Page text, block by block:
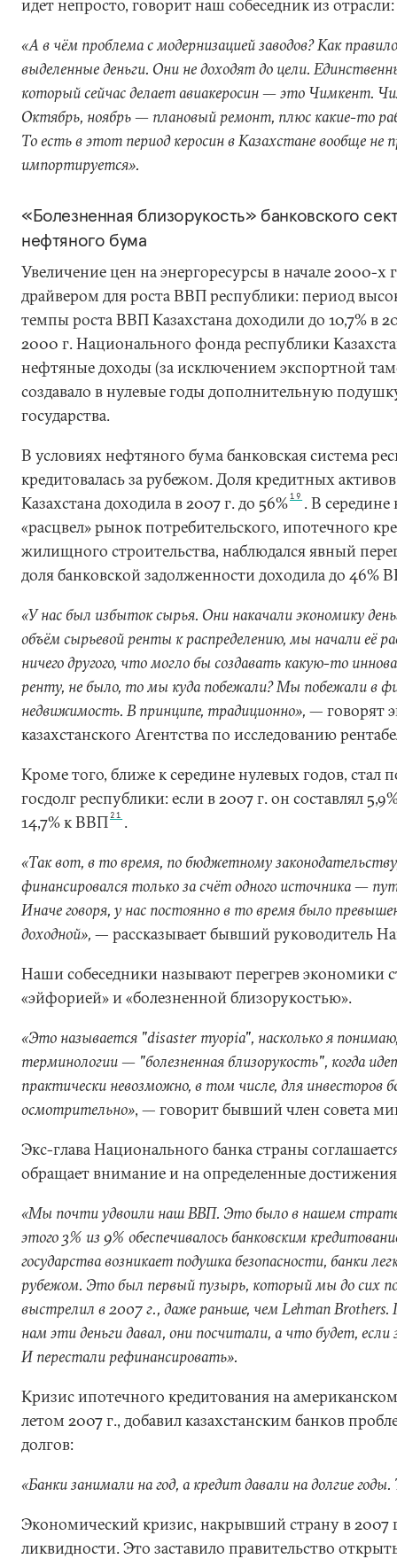
идет непросто, говорит наш собеседник из отрасли:
«А в чём проблема с модернизацией заводов? Как
выделенные деньги. Они не доходят до цели.
который сейчас делает авиакеросин — это Чимкент.
Октябрь, ноябрь — плановый ремонт, плюс какие-то
То есть в этот период керосин в Казахстане вообще не
импортируется».
«Болезненная близорукость» банковского
нефтяного бума
Увеличение цен на энергоресурсы в начале 2000-
драйвером для роста ВВП республики: период
темпы роста ВВП Казахстана доходили до 10,7% в
2000 г. Национального фонда республики
нефтяные доходы (за исключением экспортной
создавало в нулевые годы дополнительную
государства.
В условиях нефтяного бума банковская система
кредитовалась за рубежом. Доля кредитных
Казахстана доходила в 2007 г. до 56%19 . В середине
«расцвел» рынок потребительского, ипотечного
жилищного строительства, наблюдался явный
доля банковской задолженности доходила до 46%
«У нас был избыток сырья. Они накачали экономику
объём сырьевой ренты к распределению, мы начали её
ничего другого, что могло бы создавать какую-то
ренту, не было, то мы куда побежали? Мы побежали в
недвижимость. В принципе, традиционно», — говорят
казахстанского Агентства по исследованию
Кроме того, ближе к середине нулевых годов, стал
госдолг республики: если в 2007 г. он составлял
14,7% к ВВП 21 .
«Так вот, в то время, по бюджетному
финансировался только за счёт одного источника —
Иначе говоря, у нас постоянно в то время было
доходной», — рассказывает бывший руководитель
Наши собеседники называют перегрев экономики
«эйфорией» и «болезненной близорукостью».
«Это называется "disaster myopia", насколько я
терминологии — "болезненная близорукость", когда
практически невозможно, в том числе, для инвесторов
осмотрительно», — говорит бывший член совета
Экс-глава Национального банка страны
обращает внимание и на определенные
«Мы почти удвоили наш ВВП. Это было в нашем
этого 3% из 9% обеспечивалось банковским
государства возникает подушка безопасности, банки
рубежом. Это был первый пузырь, который мы до сих
выстрелил в 2007 г., даже раньше, чем Lehman
нам эти деньги давал, они посчитали, а что будет,
И перестали рефинансировать».
Кризис ипотечного кредитования на
летом 2007 г., добавил казахстанским банков
долгов:
«Банки занимали на год, а кредит давали на долгие
Экономический кризис, накрывший страну в 2007
ликвидности. Это заставило правительство